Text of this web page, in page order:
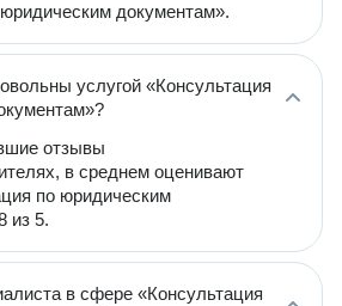
документам».
услугой «Консультация
отзывы
в среднем оценивают
по юридическим
из 5.
в сфере «Консультация